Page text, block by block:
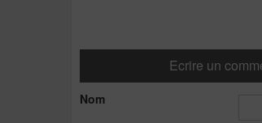
Ecrire un
Nom